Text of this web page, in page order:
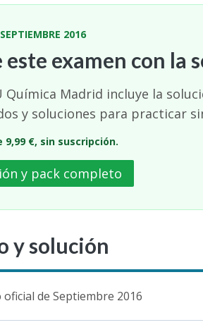
2016
este examen con la
Química Madrid incluye la
y soluciones para practicar
9,99 €, sin suscripción.
y pack completo
y solución
de Septiembre 2016